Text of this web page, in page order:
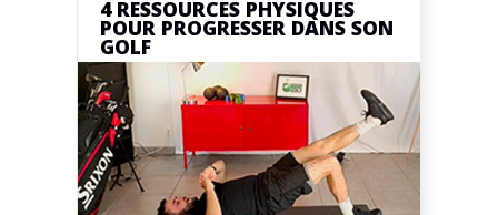
4 RESSOURCES PHYSIQUES
POUR PROGRESSER DANS SON
GOLF